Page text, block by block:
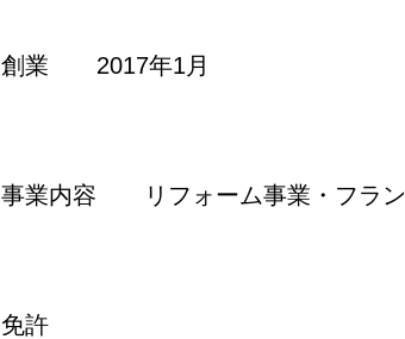
創業 2017年1月
事業内容 リフォーム事業・フラン
免許